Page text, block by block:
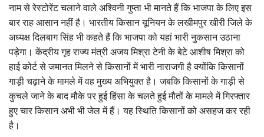
नाम से रेस्टोरेंट चलाने वाले अश्विनी गुप्ता भी मानते हैं कि भाजपा के लिए इस
बार राह आसान नहीं है। भारतीय किसान यूनियन के लखीमपुर खीरी जिले के
अध्यक्ष दिलबाग सिंह भी कहते हैं कि भाजपा को यहां भारी नुकसान उठाना
पड़ेगा। केंद्रीय गृह राज्य मंत्री अजय मिश्रा टेनी के बेटे आशीष मिश्रा को
हाई कोर्ट से जमानत मिलने से किसानों में भारी नाराजगी है क्योंकि किसानों
गाड़ी चढ़ाने के मामले में वह मुख्य अभियुक्त है। जबकि किसानों के गाड़ी से
कुचले जाने के बाद मौके पर हुई हिंसा के चलते हुई मौतों के मामले में गिरफ्तार
हुए चार किसान अभी भी जेल में हैं। यह स्थिति किसानों को असहज कर रही
है।